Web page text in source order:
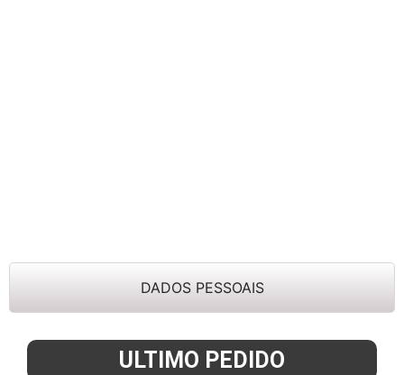
DADOS PESSOAIS
ULTIMO PEDIDO